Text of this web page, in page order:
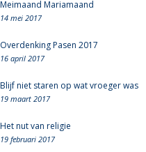
Meimaand Mariamaand
14 mei 2017
Overdenking Pasen 2017
16 april 2017
Blijf niet staren op wat vroeger was
19 maart 2017
Het nut van religie
19 februari 2017